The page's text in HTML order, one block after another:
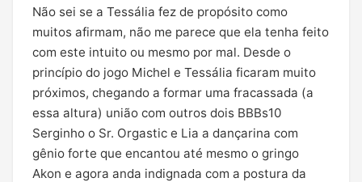
Não sei se a Tessália fez de propósito como
muitos afirmam, não me parece que ela tenha feito
com este intuito ou mesmo por mal. Desde o
princípio do jogo Michel e Tessália ficaram muito
próximos, chegando a formar uma fracassada (a
essa altura) união com outros dois BBBs10
Serginho o Sr. Orgastic e Lia a dançarina com
gênio forte que encantou até mesmo o gringo
Akon e agora anda indignada com a postura da